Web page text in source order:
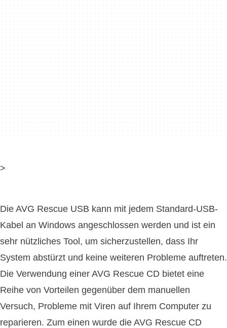
>
Die AVG Rescue USB kann mit jedem Standard-USB-
Kabel an Windows angeschlossen werden und ist ein
sehr nützliches Tool, um sicherzustellen, dass Ihr
System abstürzt und keine weiteren Probleme auftreten.
Die Verwendung einer AVG Rescue CD bietet eine
Reihe von Vorteilen gegenüber dem manuellen
Versuch, Probleme mit Viren auf Ihrem Computer zu
reparieren. Zum einen wurde die AVG Rescue CD